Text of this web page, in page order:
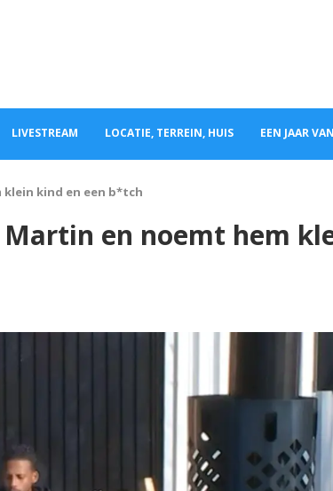
LIVESTREAM LOCATIE, TERREIN, HUIS EEN JAAR
klein kind en een b*tch
en noemt hem